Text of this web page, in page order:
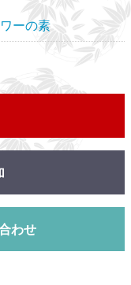
ーの素
わせ